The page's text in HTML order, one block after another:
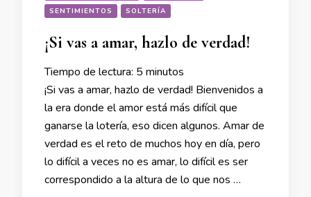
SENTIMIENTOS
SOLTERÍA
¡Si vas a amar, hazlo de verdad!
Tiempo de lectura: 5 minutos
¡Si vas a amar, hazlo de verdad! Bienvenidos a
la era donde el amor está más difícil que
ganarse la lotería, eso dicen algunos. Amar de
verdad es el reto de muchos hoy en día, pero
lo difícil a veces no es amar, lo difícil es ser
correspondido a la altura de lo que nos …